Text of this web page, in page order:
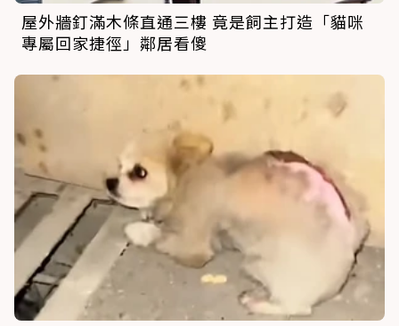
屋外牆釘滿木條直通三樓 竟是飼主打造「貓咪
專屬回家捷徑」鄰居看傻